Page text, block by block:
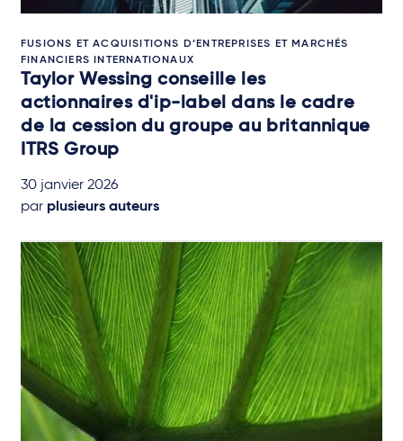
FUSIONS ET ACQUISITIONS D’ENTREPRISES ET MARCHÉS
FINANCIERS INTERNATIONAUX
Taylor Wessing conseille les
actionnaires d'ip-label dans le cadre
de la cession du groupe au britannique
ITRS Group
30 janvier 2026
par plusieurs auteurs